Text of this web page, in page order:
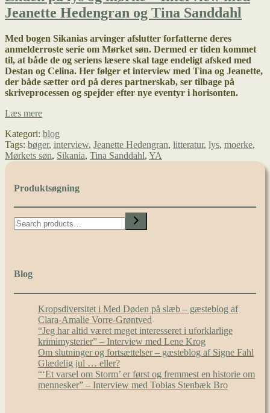
Jeanette Hedengran og Tina Sanddahl
Med bogen Sikanias arvinger afslutter forfatterne deres
anmelderroste serie om Mørket søn. Dermed er tiden kommet
til, at både de og seriens læsere skal tage endeligt afsked med
Destan og Celina. Her følger et interview med Tina og Jeanette,
der både sætter ord på deres partnerskab, ser tilbage på
skriveprocessen og spejder efter nye eventyr i horisonten.
Læs mereEnden
lys
og
mørke
med
Hedengran
og
Tina
Kategori: blog
Tags: bøger, interview, Jeanette Hedengran, litteratur, lys, moerke,
Mørkets søn, Sikania, Tina Sanddahl, YA
Produktsøgning
Search
Blog
Kropsdiversitet i Med Døden på slæb – gæsteblog af
Clara-Amalie Vorre-Grøntved
“Jeg har altid været meget interesseret i uforklarlige
krimimysterier” – Interview med Lene Krog
Om slutninger og fortsættelser – gæsteblog af Signe Fahl
Glædelig jul … eller?
“‘Et varsel om Storm’ er først og fremmest en historie om
mennesker” – Interview med Tobias Stenbæk Bro